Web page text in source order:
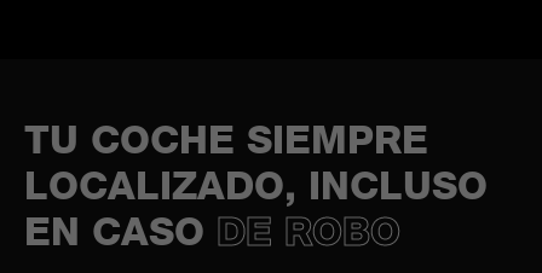
TU COCHE SIEMPRE
LOCALIZADO, INCLUSO
EN CASO DE ROBO